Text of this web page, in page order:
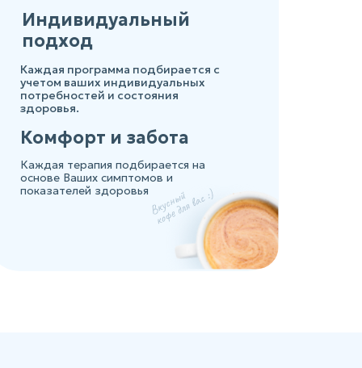
Индивидуальный
подход
Каждая программа подбирается с
учетом ваших индивидуальных
потребностей и состояния
здоровья.
Комфорт и забота
Каждая терапия подбирается на
основе Ваших симптомов и
показателей здоровья